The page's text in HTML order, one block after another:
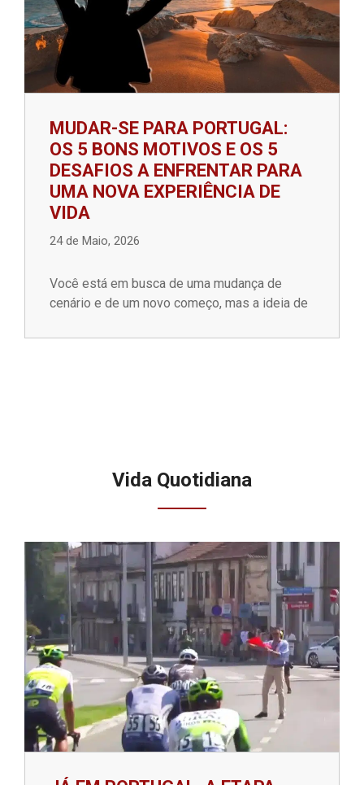
MUDAR-SE PARA PORTUGAL:
OS 5 BONS MOTIVOS E OS 5
DESAFIOS A ENFRENTAR PARA
UMA NOVA EXPERIÊNCIA DE
VIDA
24 de Maio, 2026
Você está em busca de uma mudança de
cenário e de um novo começo, mas a ideia de
Vida Quotidiana